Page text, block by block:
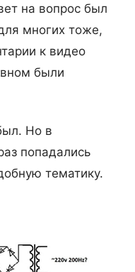
на вопрос был
многих тоже,
к видео
были
Но в
попадались
тематику.